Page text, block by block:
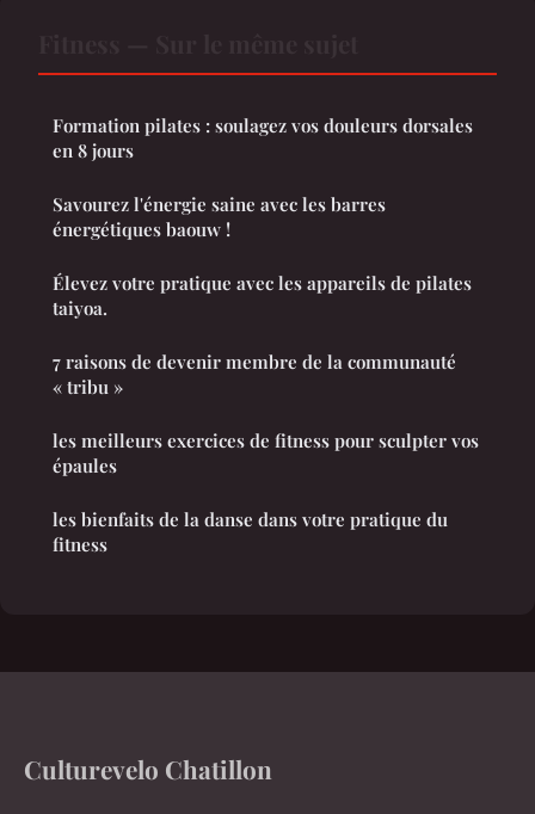
Formation pilates : soulagez vos douleurs dorsales
en 8 jours
Savourez l'énergie saine avec les barres
énergétiques baouw !
Élevez votre pratique avec les appareils de pilates
taiyoa.
7 raisons de devenir membre de la communauté
« tribu »
les meilleurs exercices de fitness pour sculpter vos
épaules
les bienfaits de la danse dans votre pratique du
fitness
Culturevelo Chatillon